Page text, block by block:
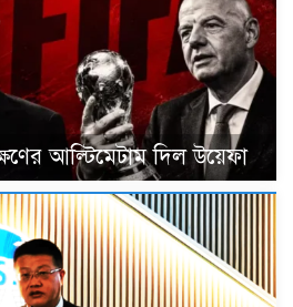
আল্টিমেটাম দিল উয়েফা